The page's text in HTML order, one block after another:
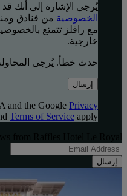
يُرجى الإشارة إلى أنك
الخصوصية من فنادق
مع رافلز تتمتع
خارجية.
حدث خطأ. يُرجى
إرسال
and the Google Privacy
Terms of Service apply.
إرسال